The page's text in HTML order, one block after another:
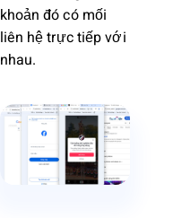
khoản đó có mối
liên hệ trực tiếp với
nhau.